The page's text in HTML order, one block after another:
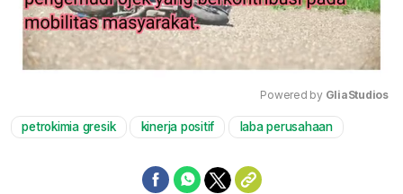
Mute
Powered by GliaStudios
petrokimia gresik kinerja positif laba perusahaan